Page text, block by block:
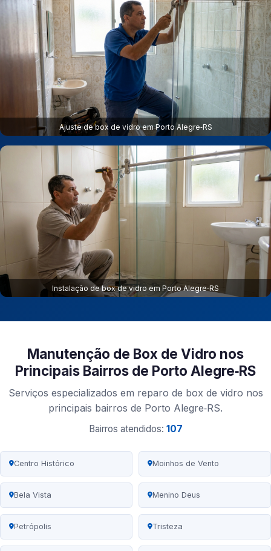
Ajuste de box de vidro em Porto Alegre‑RS
Instalação de box de vidro em Porto Alegre‑RS
Manutenção de Box de Vidro nos
Principais Bairros de Porto Alegre‑RS
Serviços especializados em reparo de box de vidro nos
principais bairros de Porto Alegre‑RS.
Bairros atendidos: 107
Centro Histórico Moinhos de Vento
Bela Vista Menino Deus
Petrópolis Tristeza